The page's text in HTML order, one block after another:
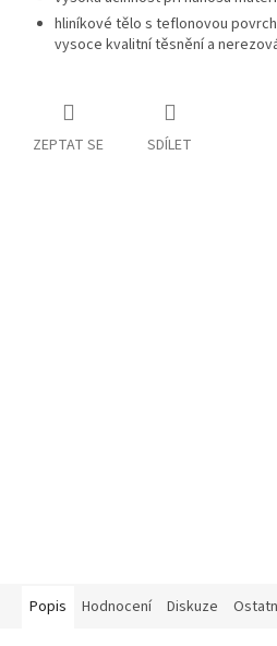
hliníkové tělo s teflonovou
vysoce kvalitní těsnění a
ZEPTAT SE SDÍLET
Popis Hodnocení Diskuze